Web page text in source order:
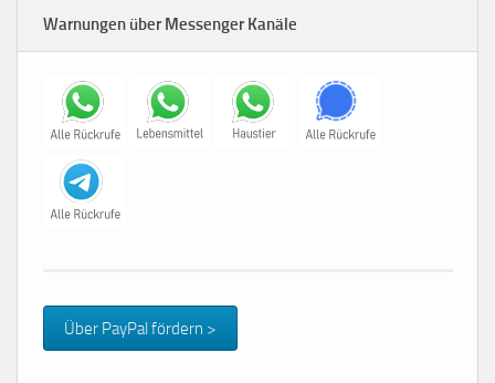
Warnungen über Messenger Kanäle
Über PayPal fördern >